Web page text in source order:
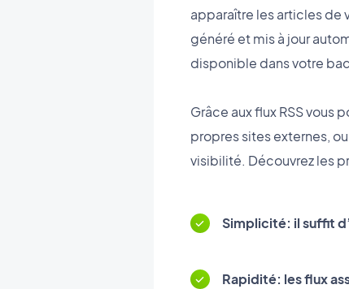
apparaître les articles de
généré et mis à jour
disponible dans votre
Grâce aux flux RSS vous
propres sites externes,
visibilité. Découvrez les
Simplicité: il suffit
Rapidité: les flux